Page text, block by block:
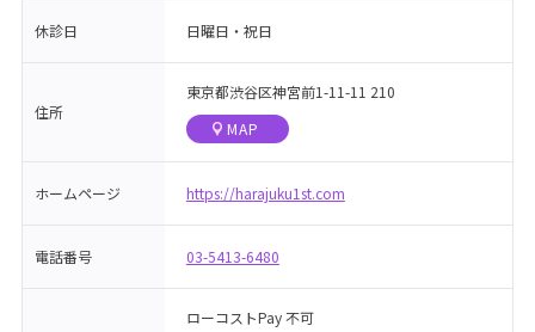
休診日 日曜日・祝日
住所
東京都渋谷区神宮前1-11-11 210
MAP
ホームページ https://harajuku1st.com
電話番号 03-5413-6480
ローコストPay 不可